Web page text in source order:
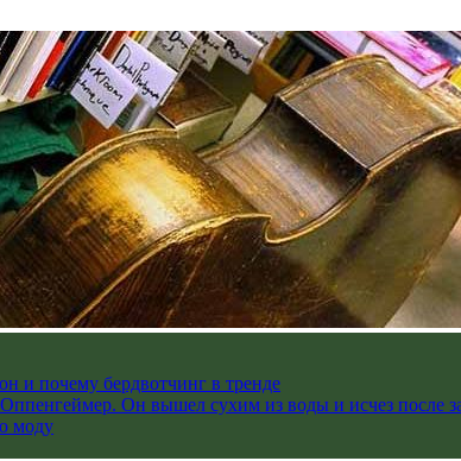
и почему бердвотчинг в тренде
Он вышел сухим из воды и исчез после
моду